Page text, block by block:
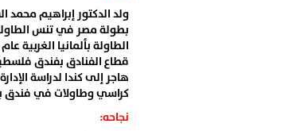
ولد الدكتور إبراهيم
بطولة مصر في تنس
قطاع الفنادق بفندق
هاجر إلى كندا لدراسة
كراسي وطاولات في فندق
نجاحه: